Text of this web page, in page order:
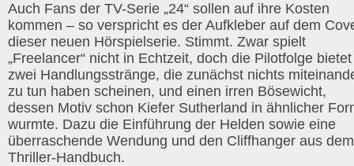
Auch Fans der TV-Serie „24“ sollen auf ihre Kosten
kommen – so verspricht es der Aufkleber auf dem
dieser neuen Hörspielserie. Stimmt. Zwar spielt
„Freelancer“ nicht in Echtzeit, doch die Pilotfolge bietet
zwei Handlungsstränge, die zunächst nichts
zu tun haben scheinen, und einen irren Bösewicht,
dessen Motiv schon Kiefer Sutherland in ähnlicher
wurmte. Dazu die Einführung der Helden sowie eine
überraschende Wendung und den Cliffhanger aus dem
Thriller-Handbuch.